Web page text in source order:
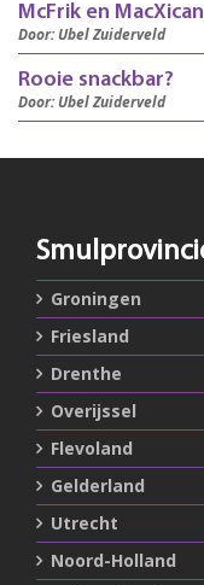
McFrik en
Door: Ubel Zuiderveld
Rooie snackbar?
Door: Ubel Zuiderveld
Groningen
Friesland
Drenthe
Overijssel
Flevoland
Gelderland
Utrecht
Noord-Holland